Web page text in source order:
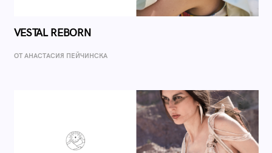
VESTAL REBORN
ОТ AНАСТАСИЯ ПЕЙЧИНСКА